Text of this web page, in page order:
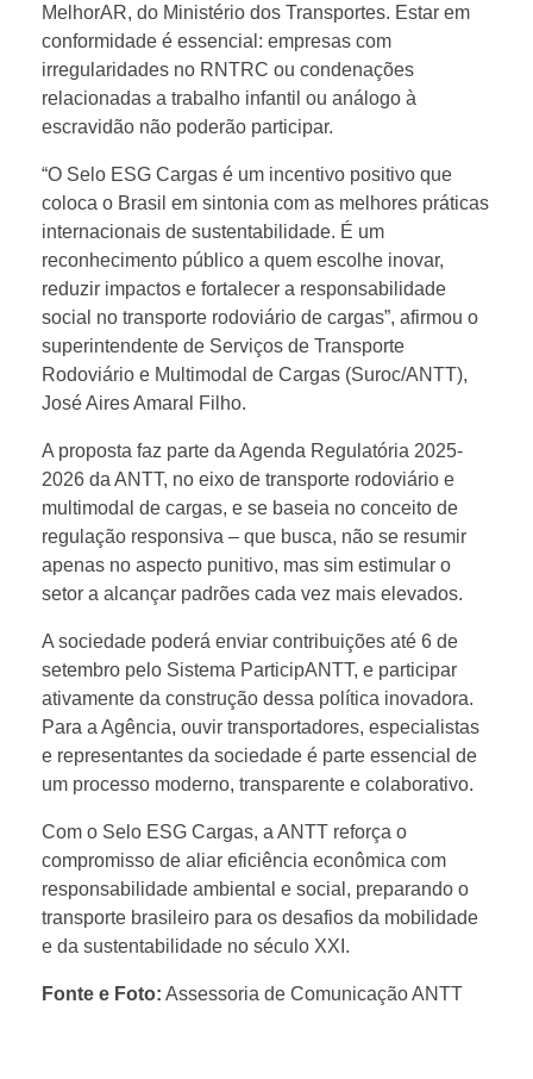
d
o
S
e
l
o
E
S
G
C
a
r
g
a
s
MelhorAR, do Ministério dos Transportes. Estar em
conformidade é essencial: empresas com
irregularidades no RNTRC ou condenações
relacionadas a trabalho infantil ou análogo à
escravidão não poderão participar.
“O Selo ESG Cargas é um incentivo positivo que
coloca o Brasil em sintonia com as melhores práticas
internacionais de sustentabilidade. É um
reconhecimento público a quem escolhe inovar,
reduzir impactos e fortalecer a responsabilidade
social no transporte rodoviário de cargas”, afirmou o
superintendente de Serviços de Transporte
Rodoviário e Multimodal de Cargas (Suroc/ANTT),
José Aires Amaral Filho.
A proposta faz parte da Agenda Regulatória 2025-
2026 da ANTT, no eixo de transporte rodoviário e
multimodal de cargas, e se baseia no conceito de
regulação responsiva – que busca, não se resumir
apenas no aspecto punitivo, mas sim estimular o
setor a alcançar padrões cada vez mais elevados.
A sociedade poderá enviar contribuições até 6 de
setembro pelo Sistema ParticipANTT, e participar
ativamente da construção dessa política inovadora.
Para a Agência, ouvir transportadores, especialistas
e representantes da sociedade é parte essencial de
um processo moderno, transparente e colaborativo.
Com o Selo ESG Cargas, a ANTT reforça o
compromisso de aliar eficiência econômica com
responsabilidade ambiental e social, preparando o
transporte brasileiro para os desafios da mobilidade
e da sustentabilidade no século XXI.
Fonte e Foto: Assessoria de Comunicação ANTT